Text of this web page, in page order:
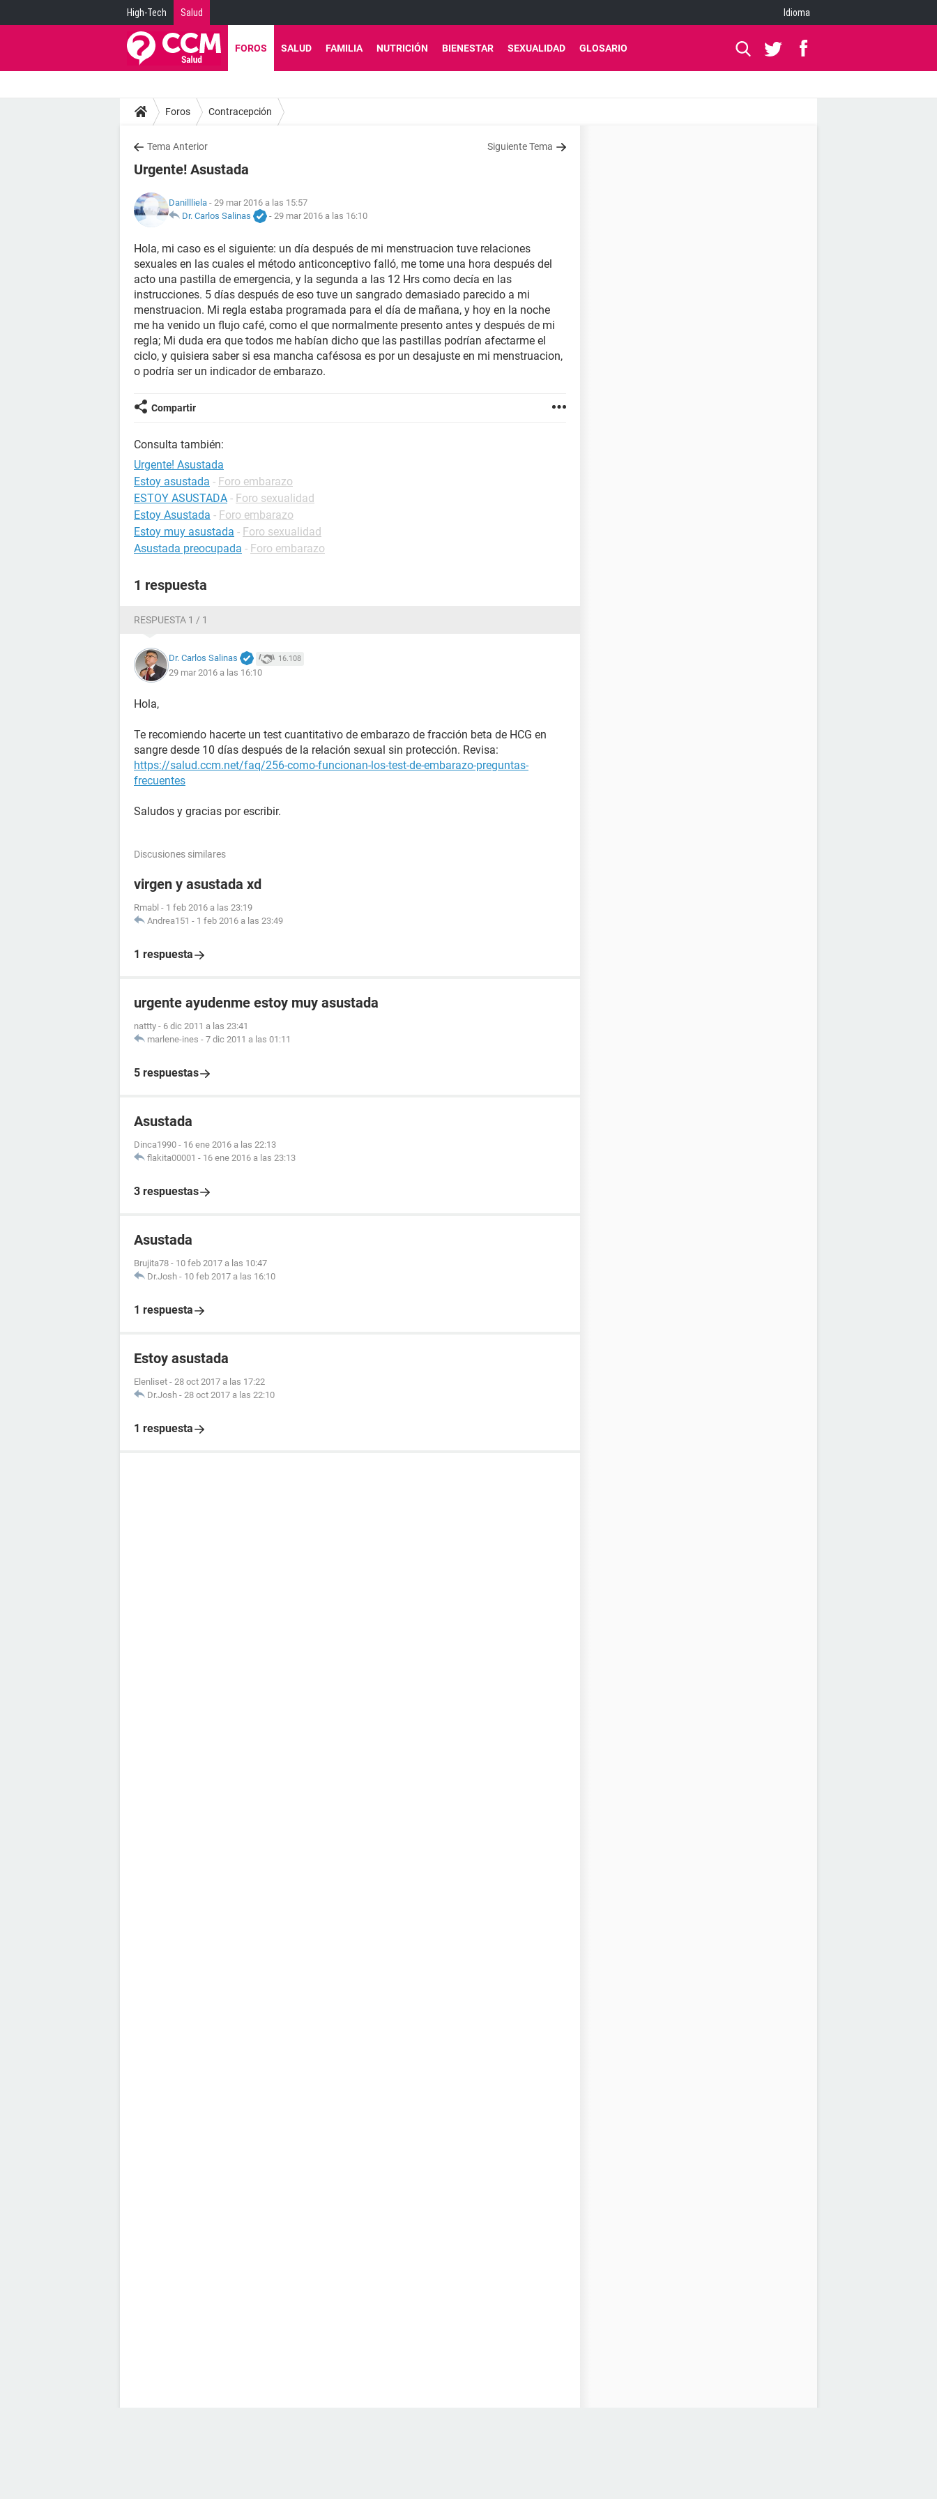
High-Tech Salud Idioma
FOROS SALUD FAMILIA NUTRICIÓN BIENESTAR SEXUALIDAD GLOSARIO
Foros Contracepción
Tema Anterior Siguiente Tema
Urgente! Asustada
Danillliela - 29 mar 2016 a las 15:57
Dr. Carlos Salinas
- 29 mar 2016 a las 16:10
Hola, mi caso es el siguiente: un día después de mi menstruacion tuve relaciones
sexuales en las cuales el método anticonceptivo falló, me tome una hora después del
acto una pastilla de emergencia, y la segunda a las 12 Hrs como decía en las
instrucciones. 5 días después de eso tuve un sangrado demasiado parecido a mi
menstruacion. Mi regla estaba programada para el día de mañana, y hoy en la noche
me ha venido un flujo café, como el que normalmente presento antes y después de mi
regla; Mi duda era que todos me habían dicho que las pastillas podrían afectarme el
ciclo, y quisiera saber si esa mancha cafésosa es por un desajuste en mi menstruacion,
o podría ser un indicador de embarazo.
Compartir
Consulta también:
Urgente! Asustada
Estoy asustada - Foro embarazo
ESTOY ASUSTADA - Foro sexualidad
Estoy Asustada - Foro embarazo
Estoy muy asustada - Foro sexualidad
Asustada preocupada - Foro embarazo
1 respuesta
RESPUESTA 1 / 1
Dr. Carlos Salinas 16.108
29 mar 2016 a las 16:10
Hola,
Te recomiendo hacerte un test cuantitativo de embarazo de fracción beta de HCG en
sangre desde 10 días después de la relación sexual sin protección. Revisa:
https://salud.ccm.net/faq/256-como-funcionan-los-test-de-embarazo-preguntas-
frecuentes
Saludos y gracias por escribir.
Discusiones similares
virgen y asustada xd
Rmabl - 1 feb 2016 a las 23:19
Andrea151 - 1 feb 2016 a las 23:49
1 respuesta
urgente ayudenme estoy muy asustada
nattty - 6 dic 2011 a las 23:41
marlene-ines - 7 dic 2011 a las 01:11
5 respuestas
Asustada
Dinca1990 - 16 ene 2016 a las 22:13
flakita00001 - 16 ene 2016 a las 23:13
3 respuestas
Asustada
Brujita78 - 10 feb 2017 a las 10:47
Dr.Josh - 10 feb 2017 a las 16:10
1 respuesta
Estoy asustada
Elenliset - 28 oct 2017 a las 17:22
Dr.Josh - 28 oct 2017 a las 22:10
1 respuesta